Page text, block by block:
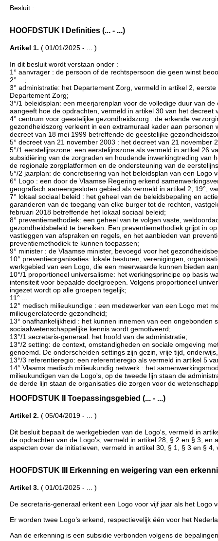
Besluit :
HOOFDSTUK I Definities (... - ...)
Artikel 1. ( 01/01/2025 - ... )
In dit besluit wordt verstaan onder :
1° aanvrager : de persoon of de rechtspersoon die geen winst
2° ...;
3° administratie: het Departement Zorg, vermeld in artikel 2,
Departement Zorg;
3°/1 beleidsplan: een meerjarenplan voor de volledige duur van
aangeeft hoe de opdrachten, vermeld in artikel 30 van het
4° centrum voor geestelijke gezondheidszorg : de erkende
gezondheidszorg verleent in een extramuraal kader aan
decreet van 18 mei 1999 betreffende de geestelijke
5° decreet van 21 november 2003 : het decreet van 21 november
5°/1 eerstelijnszone: een eerstelijnszone als vermeld in artikel 26
subsidiëring van de zorgraden en houdende inwerkingtreding van
de regionale zorgplatformen en de ondersteuning van de
5°/2 jaarplan: de concretisering van het beleidsplan van een
6° Logo : een door de Vlaamse Regering erkend
geografisch aaneengesloten gebied als vermeld in artikel 2, 19°,
7° lokaal sociaal beleid : het geheel van de beleidsbepaling en
garanderen van de toegang van elke burger tot de rechten,
februari 2018 betreffende het lokaal sociaal beleid;
8° preventiemethodiek: een geheel van te volgen vaste,
gezondheidsbeleid te bereiken. Een preventiemethodiek grijpt in
vastleggen van afspraken en regels, en het aanbieden van
preventiemethodiek te kunnen toepassen;
9° minister : de Vlaamse minister, bevoegd voor het
10° preventieorganisaties: lokale besturen, verenigingen,
werkgebied van een Logo, die een meerwaarde kunnen bieden
10°/1 proportioneel universalisme: het werkingsprincipe op basis
intensiteit voor bepaalde doelgroepen. Volgens proportioneel
ingezet wordt op alle groepen tegelijk;
11° ...
12° medisch milieukundige : een medewerker van een Logo met
milieugerelateerde gezondheid;
13° onafhankelijkheid : het kunnen innemen van een
sociaalwetenschappelijke kennis wordt gemotiveerd;
13°/1 secretaris-generaal: het hoofd van de administratie;
13°/2 setting: de context, omstandigheden en sociale omgeving
genoemd. De onderscheiden settings zijn gezin, vrije tijd,
13°/3 referentieregio: een referentieregio als vermeld in artikel 5
14° Vlaams medisch milieukundig netwerk : het
milieukundigen van de Logo's, op de tweede lijn staan de
de derde lijn staan de organisaties die zorgen voor de
HOOFDSTUK II Toepassingsgebied (... - ...)
Artikel 2. ( 05/04/2019 - ... )
Dit besluit bepaalt de werkgebieden van de Logo's, vermeld in
de opdrachten van de Logo's, vermeld in artikel 28, § 2 en § 3,
aspecten over de initiatieven, vermeld in artikel 30, § 1, § 3 en §
HOOFDSTUK III Erkenning en weigering van een
Artikel 3. ( 01/01/2025 - ... )
De secretaris-generaal erkent een Logo voor vijf jaar als het
Er worden twee Logo’s erkend, respectievelijk één voor het
Aan de erkenning is een subsidie verbonden volgens de